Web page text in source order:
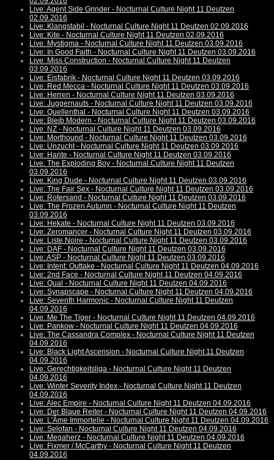
Live: Agent Side Grinder - Nocturnal Culture Night 11 Deutzen
02.09.2016
Live: Klangstabil - Nocturnal Culture Night 11 Deutzen 02.09.2016
Live: Kite - Nocturnal Culture Night 11 Deutzen 02.09.2016
Live: Mystigma - Nocturnal Culture Night 11 Deutzen 03.09.2016
Live: In Good Faith - Nocturnal Culture Night 11 Deutzen 03.09.2016
Live: Miss Construction - Nocturnal Culture Night 11 Deutzen
03.09.2016
Live: Eisfabrik - Nocturnal Culture Night 11 Deutzen 03.09.2016
Live: Red Mecca - Nocturnal Culture Night 11 Deutzen 03.09.2016
Live: Herren - Nocturnal Culture Night 11 Deutzen 03.09.2016
Live: Juggernauts - Nocturnal Culture Night 11 Deutzen 03.09.2016
Live: Quellenthal - Nocturnal Culture Night 11 Deutzen 03.09.2016
Live: Bleib Modern - Nocturnal Culture Night 11 Deutzen 03.09.2016
Live: NZ - Nocturnal Culture Night 11 Deutzen 03.09.2016
Live: Morthound - Nocturnal Culture Night 11 Deutzen 03.09.2016
Live: Unzucht - Nocturnal Culture Night 11 Deutzen 03.09.2016
Live: Hante - Nocturnal Culture Night 11 Deutzen 03.09.2016
Live: The Exploding Boy - Nocturnal Culture Night 11 Deutzen
03.09.2016
Live: King Dude - Nocturnal Culture Night 11 Deutzen 03.09.2016
Live: The Fair Sex - Nocturnal Culture Night 11 Deutzen 03.09.2016
Live: Rotersand - Nocturnal Culture Night 11 Deutzen 03.09.2016
Live: The Frozen Autumn - Nocturnal Culture Night 11 Deutzen
03.09.2016
Live: Hekate - Nocturnal Culture Night 11 Deutzen 03.09.2016
Live: Zeromancer - Nocturnal Culture Night 11 Deutzen 03.09.2016
Live: Liste Noire - Nocturnal Culture Night 11 Deutzen 03.09.2016
Live: DAF - Nocturnal Culture Night 11 Deutzen 03.09.2016
Live: ASP - Nocturnal Culture Night 11 Deutzen 03.09.2016
Live: Intent: Outtake - Nocturnal Culture Night 11 Deutzen 04.09.2016
Live: 2nd Face - Nocturnal Culture Night 11 Deutzen 04.09.2016
Live: Qual - Nocturnal Culture Night 11 Deutzen 04.09.2016
Live: Synapscape - Nocturnal Culture Night 11 Deutzen 04.09.2016
Live: Seventh Harmonic - Nocturnal Culture Night 11 Deutzen
04.09.2016
Live: Me The Tiger - Nocturnal Culture Night 11 Deutzen 04.09.2016
Live: Pankow - Nocturnal Culture Night 11 Deutzen 04.09.2016
Live: The Cassandra Complex - Nocturnal Culture Night 11 Deutzen
04.09.2016
Live: Black Light Ascension - Nocturnal Culture Night 11 Deutzen
04.09.2016
Live: Gerechtigkeitsliga - Nocturnal Culture Night 11 Deutzen
04.09.2016
Live: Winter Severity Index - Nocturnal Culture Night 11 Deutzen
04.09.2016
Live: Alec Empire - Nocturnal Culture Night 11 Deutzen 04.09.2016
Live: Der Blaue Reiter - Nocturnal Culture Night 11 Deutzen 04.09.2016
Live: L'Âme Immortelle - Nocturnal Culture Night 11 Deutzen 04.09.2016
Live: Selofan - Nocturnal Culture Night 11 Deutzen 04.09.2016
Live: Megaherz - Nocturnal Culture Night 11 Deutzen 04.09.2016
Live: Fixmer / McCarthy - Nocturnal Culture Night 11 Deutzen
04.09.2016